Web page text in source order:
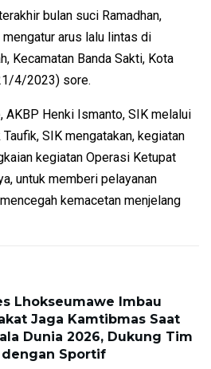
bulan suci Ramadhan,
arus lalu lintas di
Kecamatan Banda Sakti, Kota
4/2023) sore.
AKBP Henki Ismanto, SIK melalui
SIK mengatakan, kegiatan
kegiatan Operasi Ketupat
untuk memberi pelayanan
kemacetan menjelang
Lhokseumawe Imbau
Jaga Kamtibmas Saat
Dunia 2026, Dukung Tim
dengan Sportif